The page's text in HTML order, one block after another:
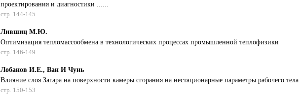
проектирования и диагностики ......
стр. 144-145
Лившиц М.Ю.
Оптимизация тепломассообмена в технологических процессах промышленной теплофизики
стр. 146-149
Лобанов И.Е., Ван И Чунь
Влияние слоя Загара на поверхности камеры сгорания на нестационарные параметры рабочего тела
стр. 150-153